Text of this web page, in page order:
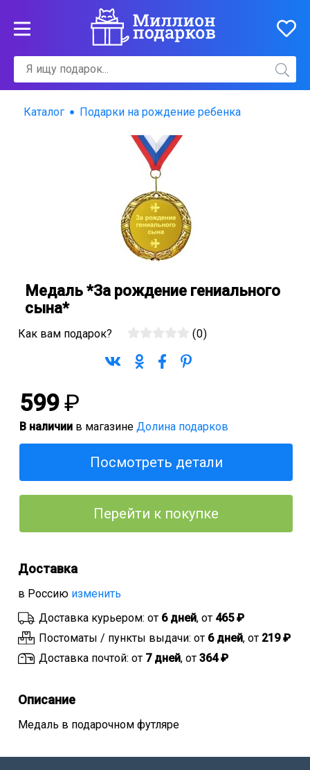
Каталог Подарки на рождение ребенка
Медаль *За рождение гениального
сына*
Как вам подарок? (0)
599 ₽
В наличии в магазине Долина подарков
Посмотреть детали
Перейти к покупке
Доставка
в Россию изменить
Доставка курьером: от 6 дней, от 465 ₽
Постоматы / пункты выдачи: от 6 дней, от 219 ₽
Доставка почтой: от 7 дней, от 364 ₽
Описание
Медаль в подарочном футляре